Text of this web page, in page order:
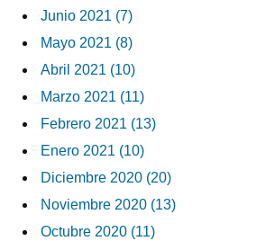
Junio 2021 (7)
Mayo 2021 (8)
Abril 2021 (10)
Marzo 2021 (11)
Febrero 2021 (13)
Enero 2021 (10)
Diciembre 2020 (20)
Noviembre 2020 (13)
Octubre 2020 (11)